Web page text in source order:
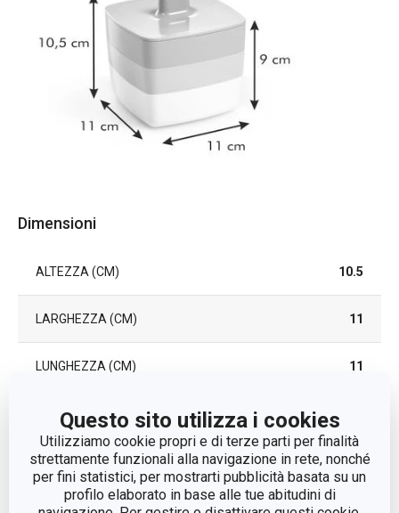
Questo sito utilizza i cookies
Utilizziamo cookie propri e di terze parti per finalità
strettamente funzionali alla navigazione in rete, nonché
per fini statistici, per mostrarti pubblicità basata su un
profilo elaborato in base alle tue abitudini di
Dimensioni
ALTEZZA (CM) 10.5
LARGHEZZA (CM) 11
LUNGHEZZA (CM) 11
Altri parametri
CATEGORIA bagno